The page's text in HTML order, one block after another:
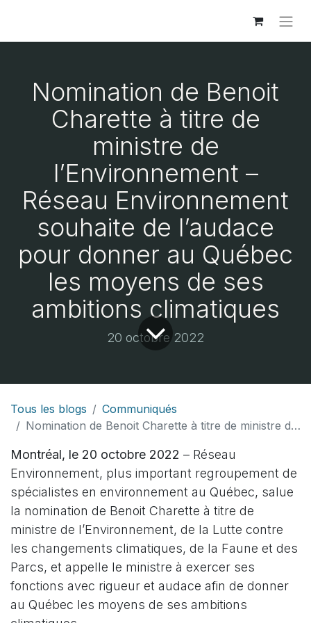
Nomination de Benoit
Charette à titre de
ministre de
l’Environnement –
Réseau Environnement
souhaite de l’audace
pour donner au Québec
les moyens de ses
ambitions climatiques
20 octobre 2022
Tous les blogs
Communiqués
Nomination de Benoit Charette à titre de ministre de l’Environnement – Réseau Environnement souhaite de l’audace pour donner au Québec les moyens de ses ambitions climatiques
Montréal, le 20 octobre 2022 – Réseau
Environnement, plus important regroupement de
spécialistes en environnement au Québec, salue
la nomination de Benoit Charette à titre de
ministre de l’Environnement, de la Lutte contre
les changements climatiques, de la Faune et des
Parcs, et appelle le ministre à exercer ses
fonctions avec rigueur et audace afin de donner
au Québec les moyens de ses ambitions